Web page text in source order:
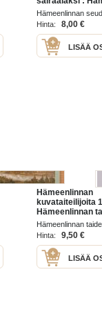
Hämeenlinnan,
Hauhon,
kuntien
sairaalaksi
Hämeenlinnan
kansanterveystyön
1986
Hinta: 8,00 €
LISÄÄ
Hämeenlinnan
kuvataiteilijoita
Hämeenlinnan
18.1.-10.9.1989
Hämeenlinnan
Hinta:
9,50 €
LISÄÄ